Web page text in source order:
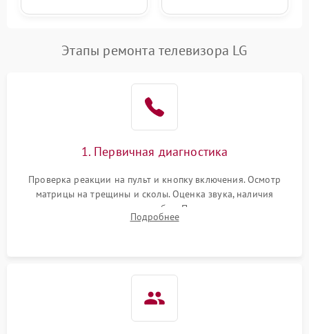
Этапы ремонта телевизора LG
1. Первичная диагностика
Проверка реакции на пульт и кнопку включения. Осмотр
матрицы на трещины и сколы. Оценка звука, наличия
подсветки и индикаторов ошибок. Подключение тестовых
источников сигнала для выявления симптомов поломки.
Подробнее